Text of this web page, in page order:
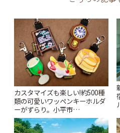
カスタマイズも楽しい!約500種
類の可愛いワッペンキーホルダ
ーがずらり。小平市
「Kimamaya T&K」 | ことりっ
ぷ